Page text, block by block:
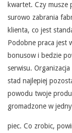
C
kwartet. Czy musze
surowo zabrania
klienta, co jest
Podobne praca jest
bonusow i bedzie
serwisu.
stad najlepiej
powodu twoje
gromadzone w
piec. Co zrobic,